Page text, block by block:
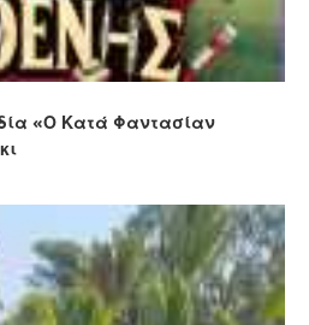
«Ο Κατά Φαντασίαν